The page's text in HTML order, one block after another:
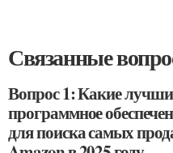
Связанные
Вопрос 1: Какие
программное
для поиска самых